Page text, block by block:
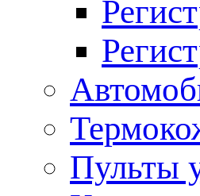
Пульты